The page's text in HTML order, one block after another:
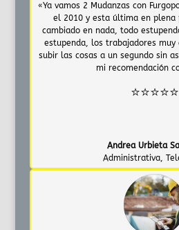
«Ya vamos 2 Mudanzas con
el 2010 y esta última en plena
cambiado en nada, todo
estupenda, los trabajadores muy
subir las cosas a un segundo sin
mi recomendación
⭐⭐⭐⭐⭐
Andrea Urbieta
Administrativa,